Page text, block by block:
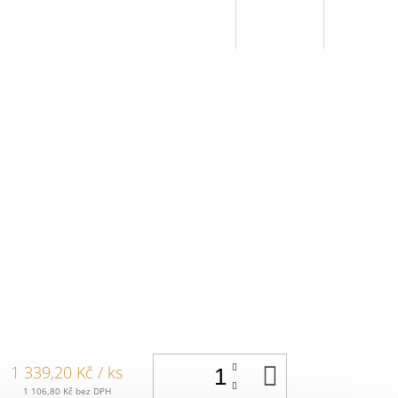
1 339,20 Kč / ks
1 106,80 Kč bez DPH